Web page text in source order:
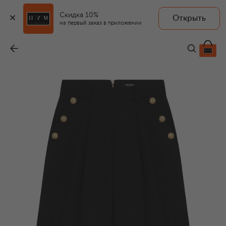
Скидка 10%
на первый заказ в приложении
Открыть
55 350 ₽